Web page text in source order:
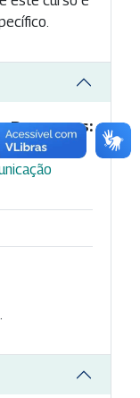
Programas: